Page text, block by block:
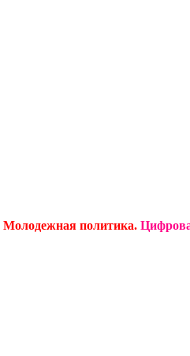
Молодежная политика.